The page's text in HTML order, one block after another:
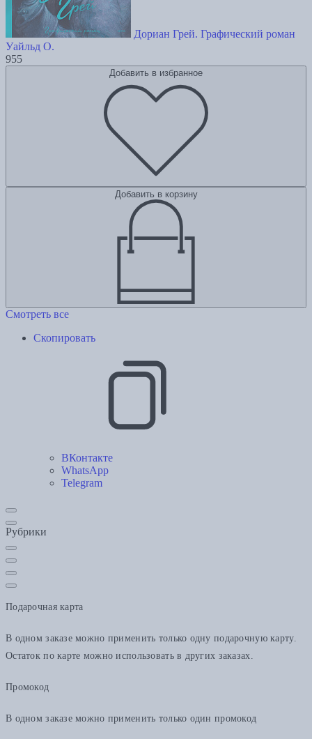
Дориан Грей. Графический роман
Уайльд О.
955
Добавить в избранное
Добавить в корзину
Смотреть все
Скопировать
ВКонтакте
WhatsApp
Telegram
Рубрики
Подарочная карта
В одном заказе можно применить только одну подарочную карту.
Остаток по карте можно использовать в других заказах.
Промокод
В одном заказе можно применить только один промокод